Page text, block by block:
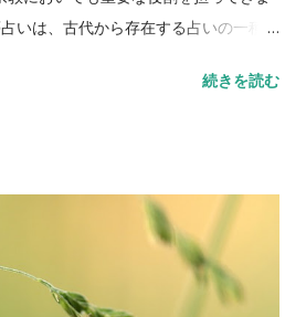
る夢は、何か危険が迫っていることを
直面する前に、対策を講じることが
夢 犬が噛みつく夢は、あなたが過度な
なたが自分の問題に向き合わなけ...
いは、古代から存在する占いの一種で
史についての詳細です。 古代エジプト
を解釈する神々も登場します。 古代ギ
いても、夢占いは重要視されていまし
ンは、『国家』の中で、夢についての
また、古代ギリシャには、夢を解釈す
続きを読む